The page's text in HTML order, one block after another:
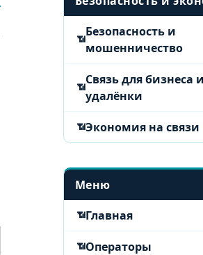
Безопасность и
мошенничество
Связь для бизнеса и
удалёнки
Экономия на связи
Меню
Главная
Операторы